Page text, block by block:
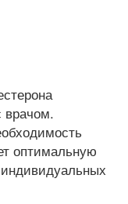
врачом.
оптимальную